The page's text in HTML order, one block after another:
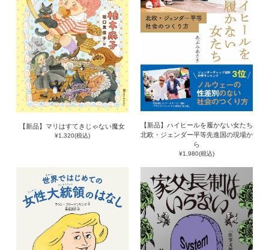
【新品】マリはすてきじゃない魔女
¥1,320(税込)
【新品】ハイヒールを履かない女たち
北欧・ジェンダー平等先進国の現場か
ら
¥1,980(税込)